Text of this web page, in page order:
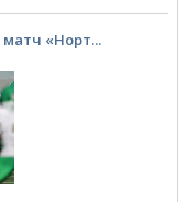
«Норт...